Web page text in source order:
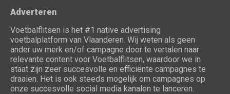
Adverteren
Voetbalflitsen is het #1 native advertising
voetbalplatform van Vlaanderen. Wij weten als geen
ander uw merk en/of campagne door te vertalen naar
relevante content voor Voetbalflitsen, waardoor we in
staat zijn zeer succesvolle en efficiënte campagnes te
draaien. Het is ook steeds mogelijk om campagnes op
onze succesvolle social media kanalen te lanceren.